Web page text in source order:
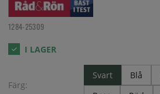
1284-25309
Färg:
Svart Blå